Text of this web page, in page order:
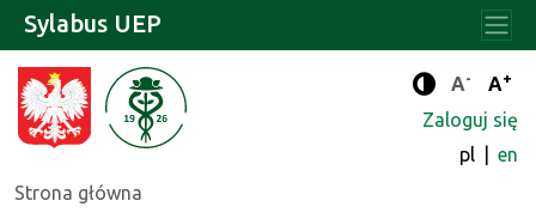
Tryb
A- A+
Zaloguj się
pl
en
Strona główna
Sylabus UEP